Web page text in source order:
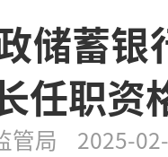
储蓄银
任职资
管局 2025-